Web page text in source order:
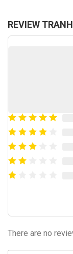
REVIEW
There are no